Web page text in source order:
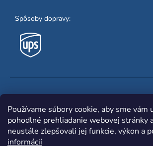
Používame súbory cookie, aby sme vám
pohodlné prehliadanie webovej stránky
neustále zlepšovali jej funkcie, výkon a
informácií
Spôsoby dopravy: